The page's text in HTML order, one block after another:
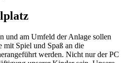
und am Umfeld der Anlage sollen
mit Spiel und Spaß an die
werden. Nicht nur der PC